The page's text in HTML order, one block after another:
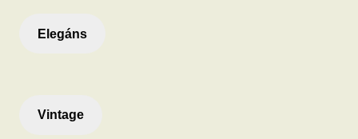
Elegáns
Vintage